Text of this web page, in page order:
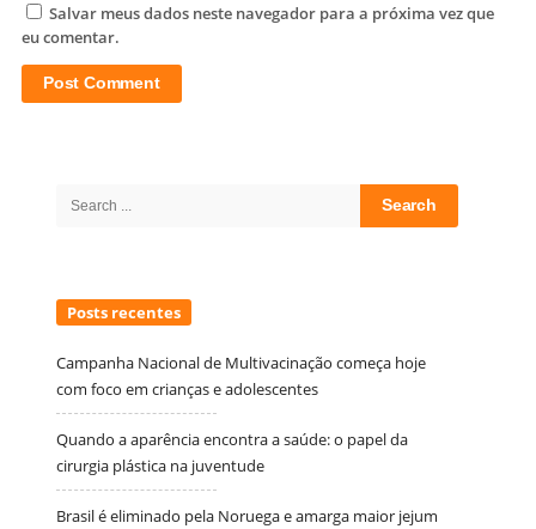
Salvar meus dados neste navegador para a próxima vez que
eu comentar.
Posts recentes
Campanha Nacional de Multivacinação começa hoje
com foco em crianças e adolescentes
Quando a aparência encontra a saúde: o papel da
cirurgia plástica na juventude
Brasil é eliminado pela Noruega e amarga maior jejum